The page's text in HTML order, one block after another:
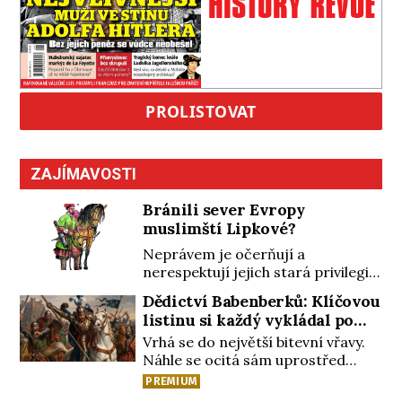
PROLISTOVAT
ZAJÍMAVOSTI
Bránili sever Evropy
muslimští Lipkové?
Neprávem je očerňují a
nerespektují jejich stará privilegia.
dohodnutý žold! Lipkové proti
těmto „podrazům“ hlasitě
protestují, jenže spravedlnosti
nedosáhnou. Proto se rozhodnou
vypovědět polské koruně
Dědictví Babenberků: Klíčovou
listinu si každý vykládal po
svém
Vrhá se do největší bitevní vřavy.
Náhle se ocitá sám uprostřed
nepřátel. Nikdo z jeho věrných si
PREMIUM